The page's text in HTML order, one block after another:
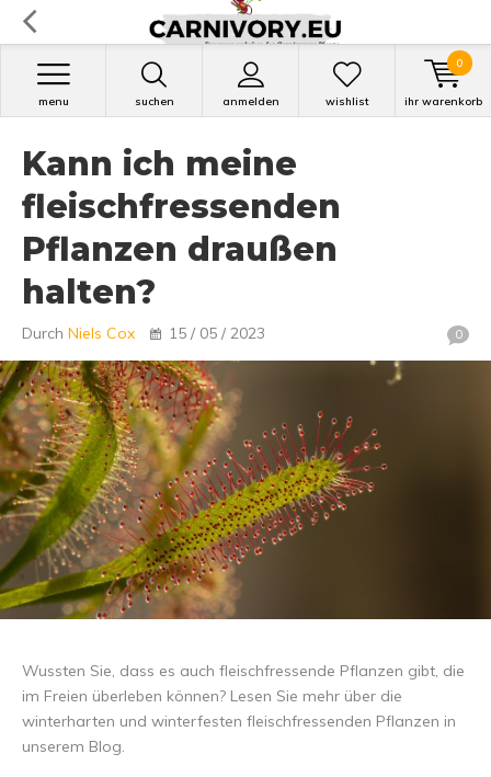
suchen anmelden
menu wishlist ihr warenkorb
0
Kann ich meine
fleischfressenden
Pflanzen draußen
halten?
Durch Niels Cox 15 / 05 / 2023 0
Wussten Sie, dass es auch fleischfressende Pflanzen gibt, die
im Freien überleben können? Lesen Sie mehr über die
winterharten und winterfesten fleischfressenden Pflanzen in
unserem Blog.